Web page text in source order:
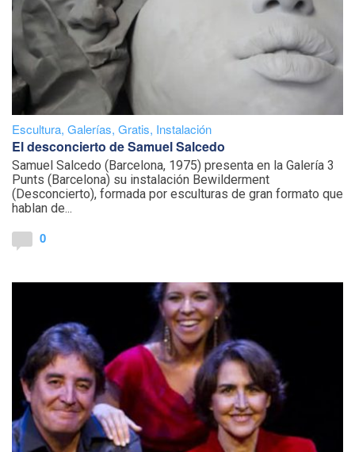
Escultura, Galerías, Gratis, Instalación
El desconcierto de Samuel Salcedo
Samuel Salcedo (Barcelona, 1975) presenta en la Galería 3
Punts (Barcelona) su instalación Bewilderment
(Desconcierto), formada por esculturas de gran formato que
hablan de...
0